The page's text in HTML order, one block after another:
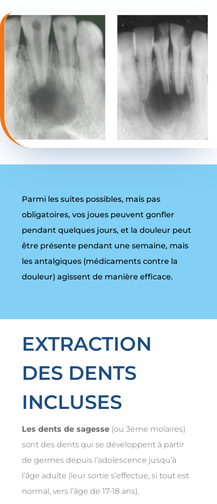
Parmi les suites possibles, mais pas
obligatoires, vos joues peuvent gonfler
pendant quelques jours, et la douleur peut
être présente pendant une semaine, mais
les antalgiques (médicaments contre la
douleur) agissent de manière efficace.
EXTRACTION
DES DENTS
INCLUSES
Les dents de sagesse(ou 3ème molaires)
sont des dents qui se développent à partir
de germes depuis l’adolescence jusqu’à
l’âge adulte (leur sortie s’effectue, si tout est
normal, vers l’âge de 17-18 ans).